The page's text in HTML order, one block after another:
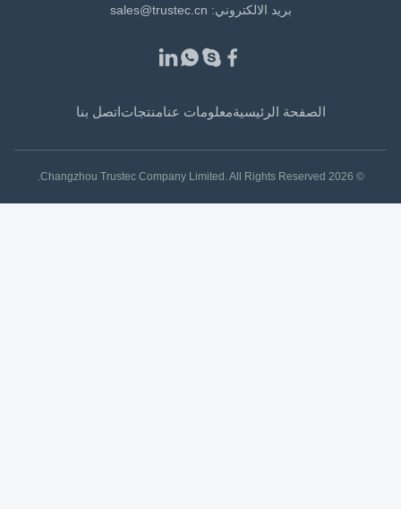
بريد الالكتروني: sales@trustec.cn
الصفحة الرئيسيةمعلومات عنامنتجاتاتصل بنا